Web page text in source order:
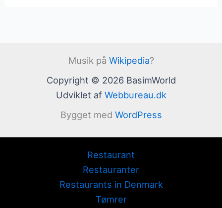
Musik på Wikipedia?
Copyright © 2026 BasimWorld
Udviklet af Webbureau.dk
Bygget med WordPress
Restaurant
Restauranter
Restaurants in Denmark
Tømrer